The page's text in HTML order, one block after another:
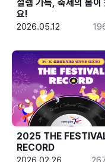
설렘 가득, 축제의 봄이
요!
2026.05.12
2025 THE
RECORD
2026.02.26